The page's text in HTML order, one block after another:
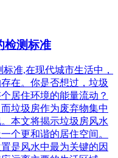
检测标准
准,在现代城市生活中，
在。你是否想过，垃圾
居住环境的能量流动？
垃圾房作为废弃物集中
本文将揭示垃圾房风水
个更和谐的居住空间。
是风水中最为关键的因